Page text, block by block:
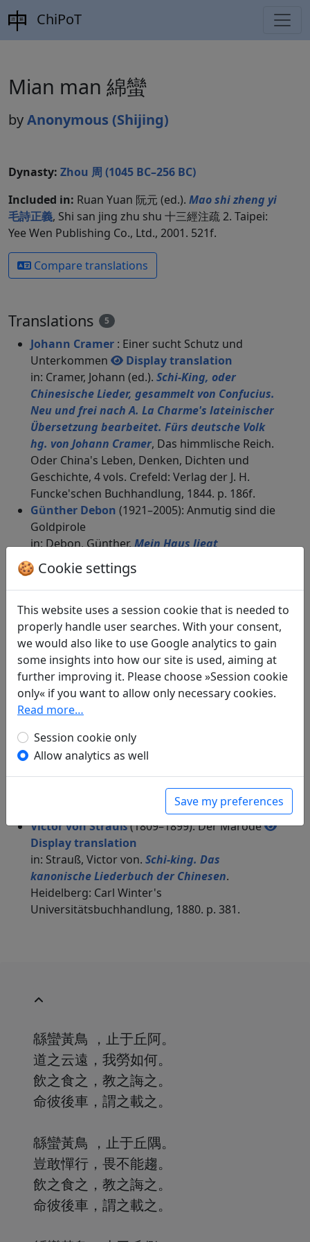
ChiPoT
Mian man 綿蠻
byAnonymous (Shijing)
Dynasty: Zhou 周 (1045 BC–256 BC)
Included in: Ruan Yuan 阮元 (ed.). Mao shi zheng yi
毛詩正義, Shi san jing zhu shu 十三經注疏 2. Taipei:
Yee Wen Publishing Co., Ltd., 2001. 521f.
Compare translations
Translations 5
Johann Cramer : Einer sucht Schutz und
Unterkommen
Display translation
in: Cramer, Johann (ed.). Schi-King, oder
Chinesische Lieder, gesammelt von Confucius.
Neu und frei nach A. La Charme's lateinischer
Übersetzung bearbeitet. Fürs deutsche Volk
hg. von Johann Cramer, Das himmlische Reich.
Oder China's Leben, Denken, Dichten und
Geschichte, 4 vols. Crefeld: Verlag der J. H.
Funcke'schen Buchhandlung, 1844. p. 186f.
Günther Debon (1921–2005): Anmutig sind die
Goldpirole
in: Debon, Günther.Mein Haus liegt
menschenfern, doch nah den Dingen.
Dreitausend Jahre chinesischer Poesie
München: Eugen Diederichs Verlag, 1988. p.
139.
Albert Ehrenstein(1886–1950): Der
Kriegskrüppel
in: Ehrenstein, Albert.Chinesische
Dichtungen. Lyrik , Werke. München: Klaus
Boer Verlag, 1995. p. 85.
Friedrich Rückert
translation
in: Rückert, Friedrich.Schi-king. Chinesisches
Liederbuch, gesammelt von Confucius, dem
Deutschen angeeignet von Friedrich Rückert.
Altona: J. F. Hammerich, 1833. p. 262f.
Victor von Strauß(1809–1899): Der Marode
Display translation
in: Strauß, Victor von. Schi-king. Das
kanonische Liederbuch der Chinesen.
Heidelberg: Carl Winter's
Universitätsbuchhandlung, 1880. p. 381.
緜蠻黃鳥 ，止于丘阿。
道之云遠，我勞如何。
飲之食之，教之誨之。
命彼後車，謂之載之。
緜蠻黃鳥 ，止于丘隅。
豈敢憚行，畏不能趨。
飲之食之，教之誨之。
命彼後車，謂之載之。
🍪 Cookie settings
This website uses a session cookie that is needed to
properly handle user searches. With your consent,
we would also like to use Google analytics to gain
some insights into how our site is used, aiming at
further improving it. Please choose »Session cookie
only« if you want to allow only necessary cookies.
Read more…
Session cookie only
Allow analytics as well
Save my preferences